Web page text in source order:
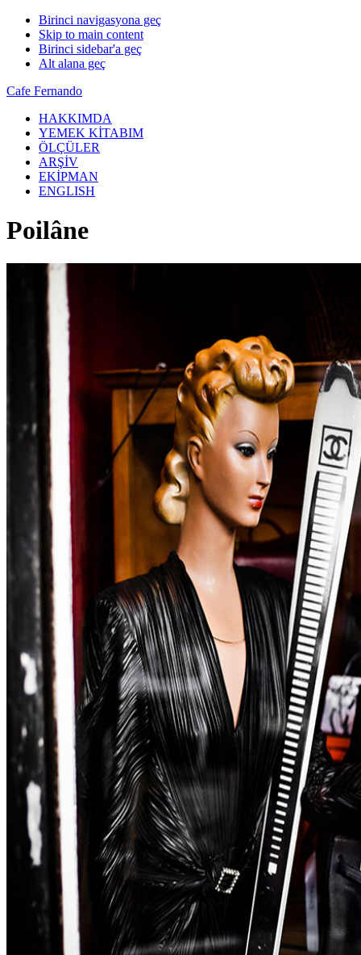
Birinci navigasyona geç
Skip to main content
Birinci sidebar'a geç
Alt alana geç
Cafe Fernando
HAKKIMDA
YEMEK KİTABIM
ÖLÇÜLER
ARŞİV
EKİPMAN
ENGLISH
Poilâne